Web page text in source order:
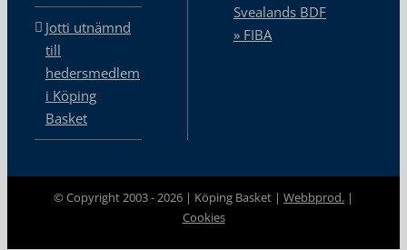
Jotti utnämnd
till
hedersmedlem
i Köping
Basket
Svealands BDF
» FIBA
© Copyright 2003 -2026 | Köping Basket | Webbprod. |
Cookies